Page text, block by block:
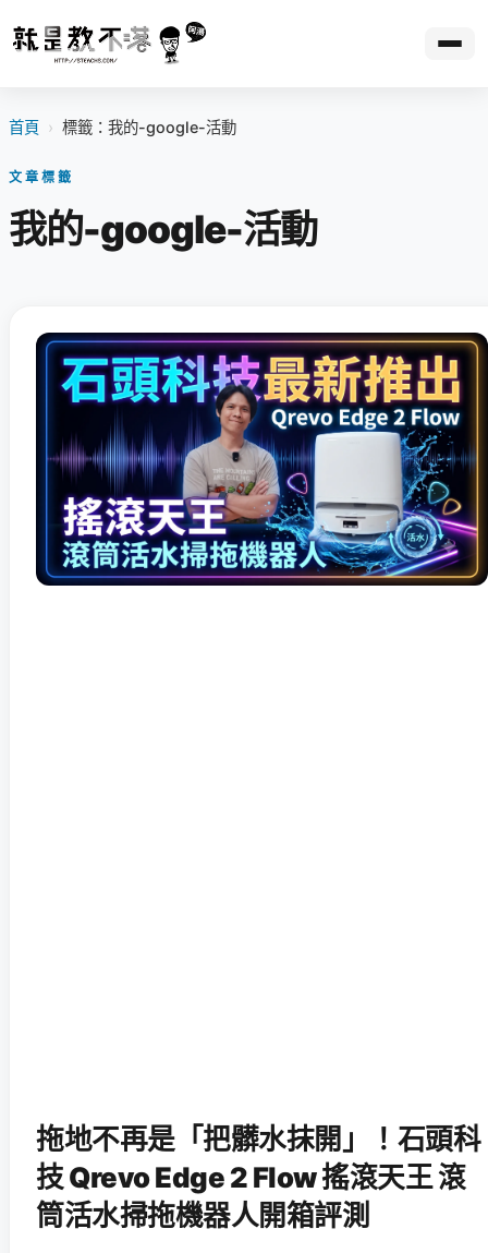
首頁 › 標籤：我的-google-活動
文章標籤
我的-google-活動
拖地不再是「把髒水抹開」！石頭科
技 Qrevo Edge 2 Flow 搖滾天王 滾
筒活水掃拖機器人開箱評測